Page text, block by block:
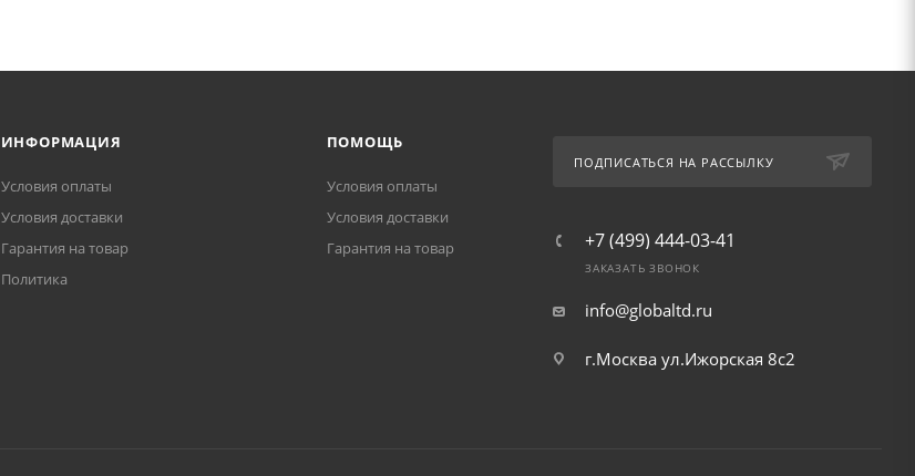
ИНФОРМАЦИЯ
Условия оплаты
Условия доставки
Гарантия на товар
Политика
ПОМОЩЬ
Условия оплаты
Условия доставки
Гарантия на товар
ПОДПИСАТЬСЯ НА РАССЫЛКУ
+7 (499) 444-03-41
ЗАКАЗАТЬ ЗВОНОК
info@globaltd.ru
г.Москва ул.Ижорская 8с2